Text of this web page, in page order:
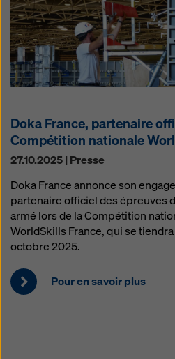
Doka France, partenaire
Compétition nationale
27.10.2025 | Presse
Doka France annonce son
partenaire officiel des épreuves
armé lors de la Compétition
WorldSkills France, qui se tiendra
octobre 2025.
Pour en savoir plus